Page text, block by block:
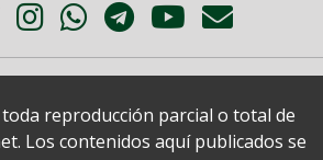
reproducción parcial o total de
Los contenidos aquí publicados se